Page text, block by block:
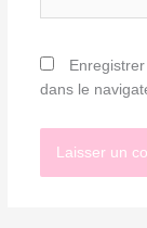
dans le